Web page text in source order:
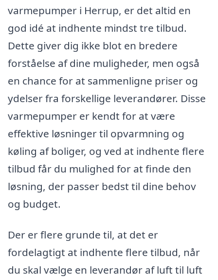
varmepumper i Herrup, er det altid en
god idé at indhente mindst tre tilbud.
Dette giver dig ikke blot en bredere
forståelse af dine muligheder, men også
en chance for at sammenligne priser og
ydelser fra forskellige leverandører. Disse
varmepumper er kendt for at være
effektive løsninger til opvarmning og
køling af boliger, og ved at indhente flere
tilbud får du mulighed for at finde den
løsning, der passer bedst til dine behov
og budget.
Der er flere grunde til, at det er
fordelagtigt at indhente flere tilbud, når
du skal vælge en leverandør af luft til luft